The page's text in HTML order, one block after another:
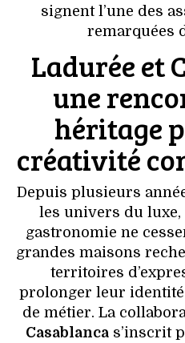
signent l’une des
remarquées
Ladurée et
une
héritage
créativité
Depuis plusieurs
les univers du luxe,
gastronomie ne
grandes maisons
territoires
prolonger leur
de métier. La
Casablancas’inscrit